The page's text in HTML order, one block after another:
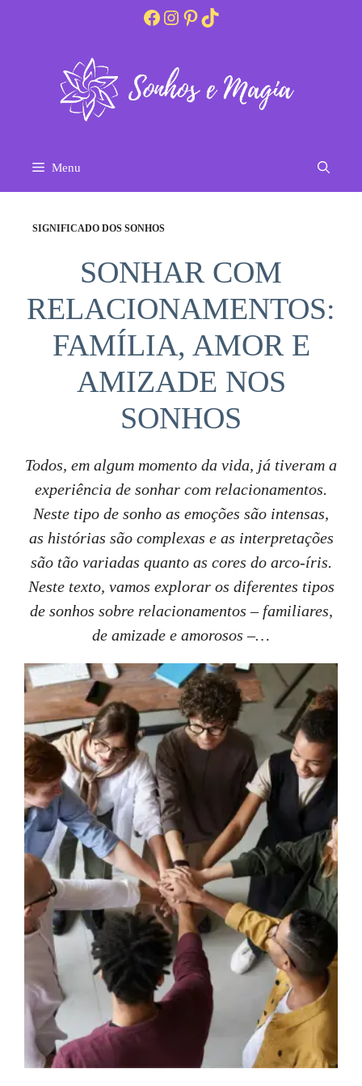
Facebook
Instagram
Pinterest
TikTok
Menu
SIGNIFICADO DOS SONHOS
SONHAR COM
RELACIONAMENTOS:
FAMÍLIA, AMOR E
AMIZADE NOS
SONHOS
Todos, em algum momento da vida, já tiveram a
experiência de sonhar com relacionamentos.
Neste tipo de sonho as emoções são intensas,
as histórias são complexas e as interpretações
são tão variadas quanto as cores do arco-íris.
Neste texto, vamos explorar os diferentes tipos
de sonhos sobre relacionamentos – familiares,
de amizade e amorosos –…